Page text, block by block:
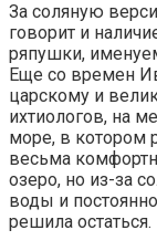
За соляную
говорит и
ряпушки,
Еще со времен
царскому и
ихтиологов, на
море, в котором
весьма
озеро, но из-за
воды и
решила остаться.